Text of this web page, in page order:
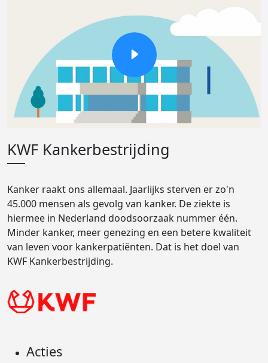
KWF Kankerbestrijding
Kanker raakt ons allemaal. Jaarlijks sterven er zo'n
45.000 mensen als gevolg van kanker. De ziekte is
hiermee in Nederland doodsoorzaak nummer één.
Minder kanker, meer genezing en een betere kwaliteit
van leven voor kankerpatiënten. Dat is het doel van
KWF Kankerbestrijding.
Acties